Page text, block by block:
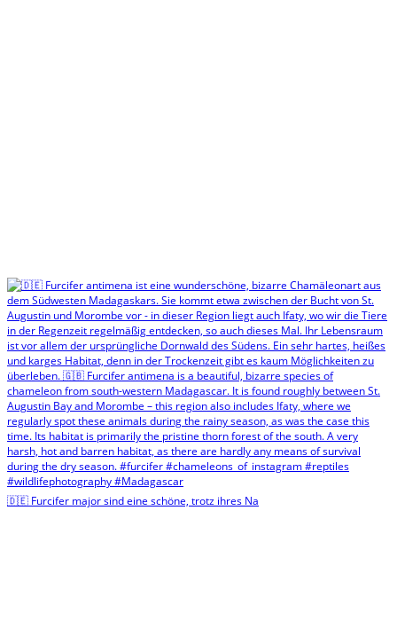
🇩🇪 Furcifer major sind eine schöne, trotz ihres Na